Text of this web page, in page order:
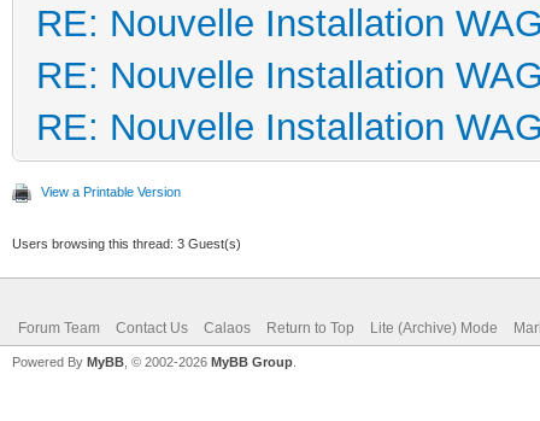
RE: Nouvelle Installation
RE: Nouvelle Installation
RE: Nouvelle Installation
View a Printable Version
Users browsing this thread: 3 Guest(s)
Forum Team Contact Us Calaos Return to Top Lite (Archive) Mode
Powered By MyBB , © 2002-2026 MyBB Group